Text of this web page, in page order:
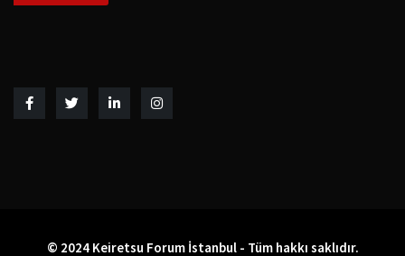
© 2024 Keiretsu Forum İstanbul - Tüm hakkı saklıdır.